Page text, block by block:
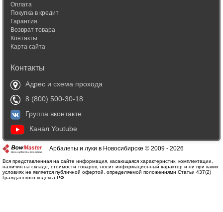
Оплата
Покупка в кредит
Гарантия
Возврат товара
Контакты
Карта сайта
Контакты
Адрес и схема прохода
8 (800) 500-30-18
Группа вконтакте
Канал Youtube
Арбалеты и луки в Новосибирске © 2009 - 2026
Вся представленная на сайте информация, касающаяся характеристик, комплектации,
наличия на складе, стоимости товаров, носит информационный характер и ни при каких
условиях не является публичной офертой, определяемой положениями Статьи 437(2)
Гражданского кодекса РФ.